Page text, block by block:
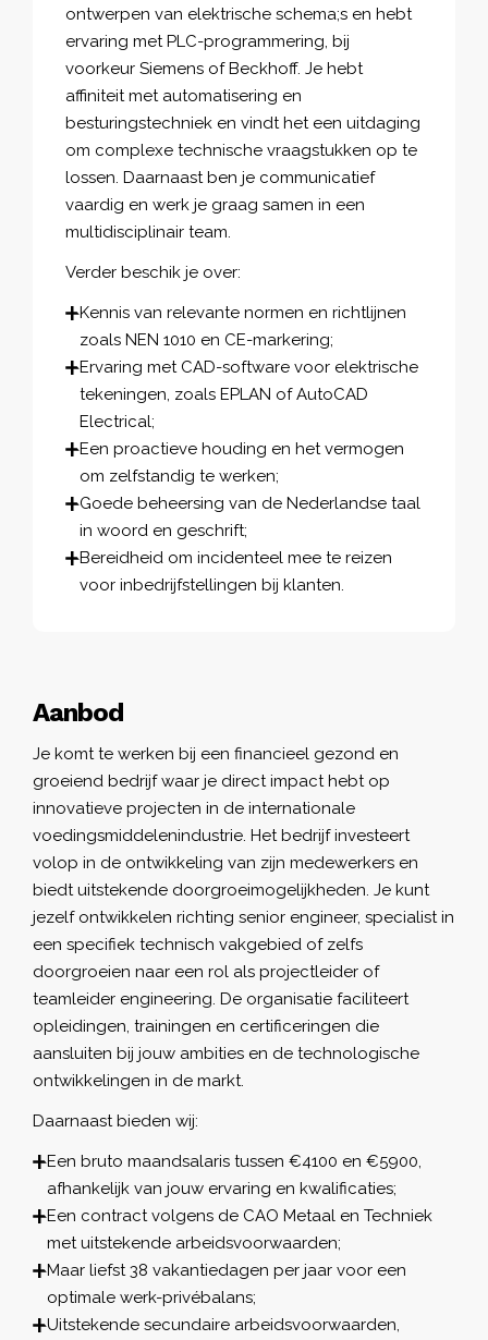
Aanbod
Je komt te werken bij een financieel gezond en
groeiend bedrijf waar je direct impact hebt op
innovatieve projecten in de internationale
voedingsmiddelenindustrie. Het bedrijf investeert
volop in de ontwikkeling van zijn medewerkers en
biedt uitstekende doorgroeimogelijkheden. Je kunt
jezelf ontwikkelen richting senior engineer, specialist in
een specifiek technisch vakgebied of zelfs
doorgroeien naar een rol als projectleider of
teamleider engineering. De organisatie faciliteert
opleidingen, trainingen en certificeringen die
aansluiten bij jouw ambities en de technologische
ontwikkelingen in de markt.
Daarnaast bieden wij:
Een bruto maandsalaris tussen €4100 en €5900,
afhankelijk van jouw ervaring en kwalificaties;
Een contract volgens de CAO Metaal en Techniek
met uitstekende arbeidsvoorwaarden;
Maar liefst 38 vakantiedagen per jaar voor een
optimale werk-privébalans;
Uitstekende secundaire arbeidsvoorwaarden,
ontwerpen van elektrische schema;s en hebt
ervaring met PLC-programmering, bij
voorkeur Siemens of Beckhoff. Je hebt
affiniteit met automatisering en
besturingstechniek en vindt het een uitdaging
om complexe technische vraagstukken op te
lossen. Daarnaast ben je communicatief
vaardig en werk je graag samen in een
multidisciplinair team.
Verder beschik je over:
Kennis van relevante normen en richtlijnen
zoals NEN 1010 en CE-markering;
Ervaring met CAD-software voor elektrische
tekeningen, zoals EPLAN of AutoCAD
Electrical;
Een proactieve houding en het vermogen
om zelfstandig te werken;
Goede beheersing van de Nederlandse taal
in woord en geschrift;
Bereidheid om incidenteel mee te reizen
voor inbedrijfstellingen bij klanten.